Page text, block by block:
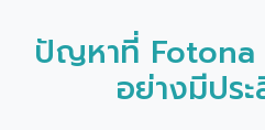
ปัญหาที่ Fotona
อย่างมีปร